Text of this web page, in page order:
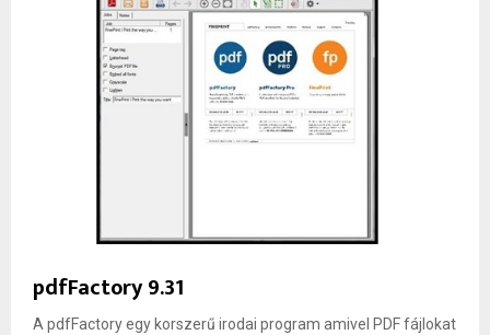
pdfFactory 9.31
A pdfFactory egy korszerű irodai program amivel PDF fájlokat